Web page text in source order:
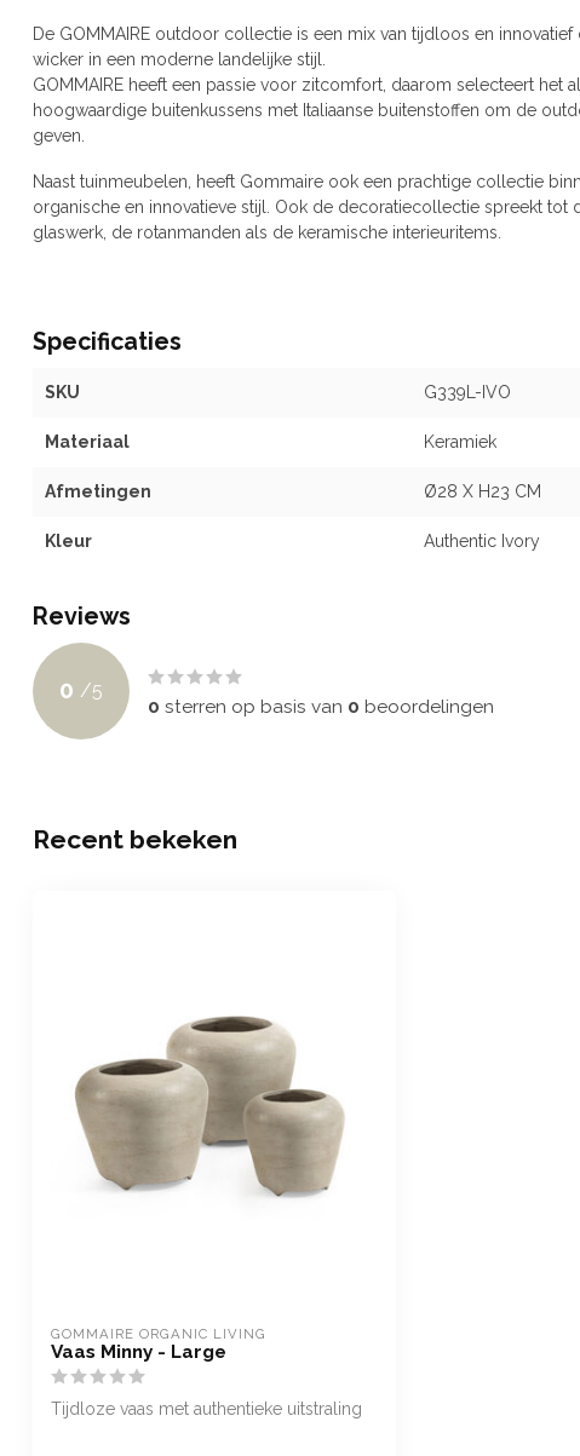
De GOMMAIRE outdoor collectie is een mix van tijdloos en
wicker in een moderne landelijke stijl.
GOMMAIRE heeft een passie voor zitcomfort, daarom selecteert het
hoogwaardige buitenkussens met Italiaanse buitenstoffen om de
geven.
Naast tuinmeubelen, heeft Gommaire ook een prachtige collectie
organische en innovatieve stijl. Ook de decoratiecollectie spreekt
glaswerk, de rotanmanden als de keramische interieuritems.
Specificaties
SKU G339L-IVO
Materiaal Keramiek
Afmetingen Ø28 X H23 CM
Kleur Authentic Ivory
Reviews
0 /5
0 sterren op basis van 0 beoordelingen
Recent bekeken
GOMMAIRE ORGANIC LIVING
Vaas Minny - Large
Tijdloze vaas met authentieke uitstraling